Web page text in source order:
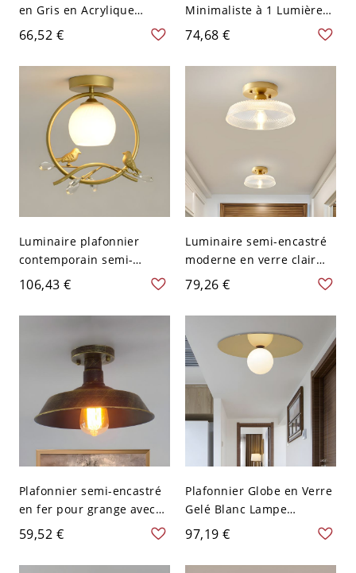
en Gris en Acrylique
Lampe Encastrée LED
Style Moderne pour
Chambre à Coucher - 110
V-120 V Gris Blanc Carré
66,52 €
Minimaliste à 1 Lumière
en Fer Blanc et Bois
74,68 €
Luminaire plafonnier
contemporain semi-
encastré en métal doré
avec oiseau et décoration
en cristal
106,43 €
Luminaire semi-encastré
moderne en verre clair
pour plafond de grange
avec 1 ampoule dorée
pour couloir
79,26 €
Plafonnier semi-encastré
en fer pour grange avec
abat-jour, 1 ampoule,
lumière de plafond pour
salon de style ferme en
59,52 €
Plafonnier Globe en Verre
Gelé Blanc Lampe
Encastrée à 1 Ampoule
Style Contemporain avec
Plaque Ronde en Laiton -
97,19 €